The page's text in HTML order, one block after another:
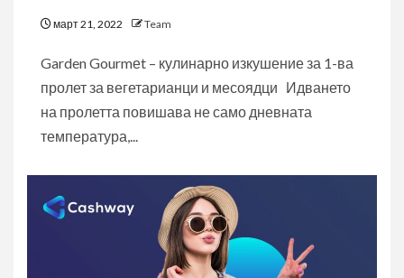
март 21, 2022 Team
Garden Gourmеt – кулинарно изкушение за 1-ва
пролет за вегетарианци и месоядци Идването
на пролетта повишава не само дневната
температура,...